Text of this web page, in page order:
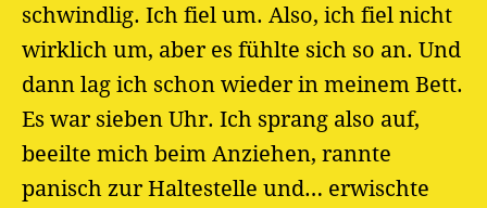
schwindlig. Ich fiel um. Also, ich fiel nicht
wirklich um, aber es fühlte sich so an. Und
dann lag ich schon wieder in meinem Bett.
Es war sieben Uhr. Ich sprang also auf,
beeilte mich beim Anziehen, rannte
panisch zur Haltestelle und… erwischte